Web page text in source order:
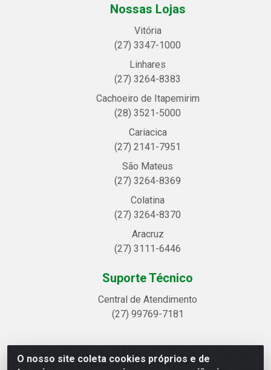
O nosso site coleta cookies próprios e de
Nossas Lojas
Vitória
(27) 3347-1000
Linhares
(27) 3264-8383
Cachoeiro de Itapemirim
(28) 3521-5000
Cariacica
(27) 2141-7951
São Mateus
(27) 3264-8369
Colatina
(27) 3264-8370
Aracruz
(27) 3111-6446
Suporte Técnico
Central de Atendimento
(27) 99769-7181
Linhavix Distribuidora LTDA - Avenida Alegre, 2521 -